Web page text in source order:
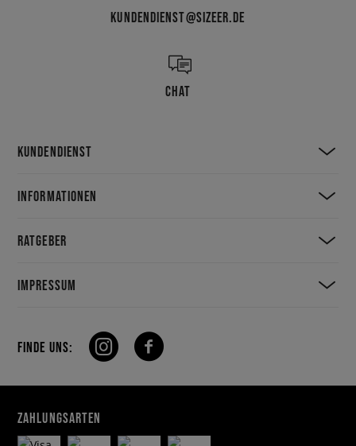
KUNDENDIENST@SIZEER.DE
CHAT
KUNDENDIENST
INFORMATIONEN
RATGEBER
IMPRESSUM
FINDE UNS:
ZAHLUNGSARTEN